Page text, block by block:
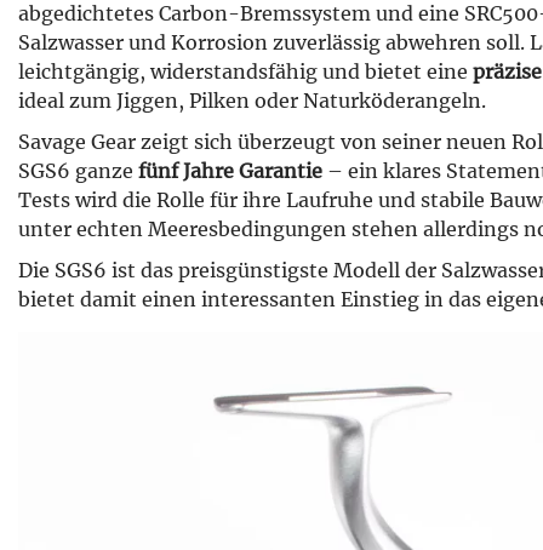
abgedichtetes Carbon-Bremssystem und eine
Salzwasser und Korrosion zuverlässig abwehren soll.
leichtgängig, widerstandsfähig und bietet eine
ideal zum Jiggen, Pilken oder Naturköderangeln.
Savage Gear zeigt sich überzeugt von seiner neuen
SGS6 ganze fünf Jahre Garantie – ein klares
Tests wird die Rolle für ihre Laufruhe und stabile
unter echten Meeresbedingungen stehen allerdings
Die SGS6 ist das preisgünstigste Modell der
bietet damit einen interessanten Einstieg in das